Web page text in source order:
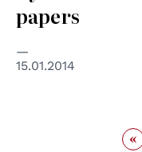
papers
15.01.2014
«